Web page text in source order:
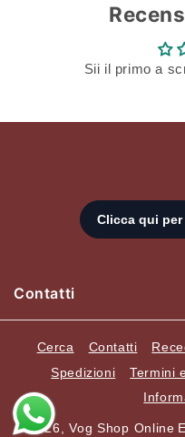
Sii il primo a
Contatti
Cerca Contatti
Spedizioni
Termini
© 2026,Vog Shop Online